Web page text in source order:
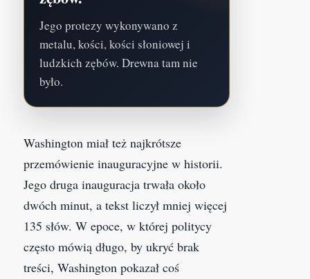
Jego protezy wykonywano z
metalu, kości, kości słoniowej i
ludzkich zębów. Drewna tam nie
było.
Washington miał też najkrótsze
przemówienie inauguracyjne w historii.
Jego druga inauguracja trwała około
dwóch minut, a tekst liczył mniej więcej
135 słów. W epoce, w której politycy
często mówią długo, by ukryć brak
treści, Washington pokazał coś